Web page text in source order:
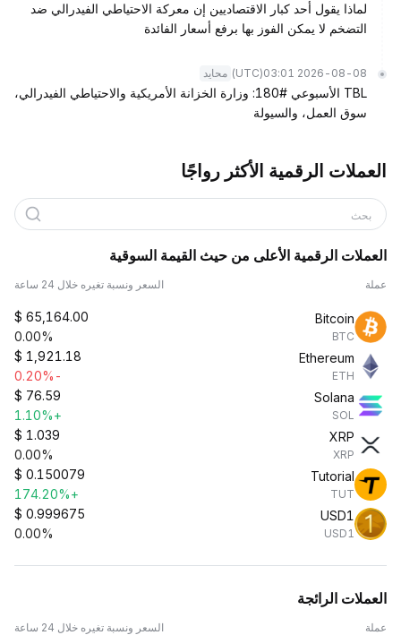
لماذا يقول أحد كبار الاقتصاديين إن معركة الاحتياطي الفيدرالي ضد
التضخم لا يمكن الفوز بها برفع أسعار الفائدة
2026-08-08 03:01
(UTC) محايد
TBL الأسبوعي #180: وزارة الخزانة الأمريكية والاحتياطي الفيدرالي،
سوق العمل، والسيولة
العملات الرقمية الأكثر رواجًا
بحث
العملات الرقمية الأعلى من حيث القيمة السوقية
عملة السعر ونسبة تغيره خلال 24 ساعة
Bitcoin
BTC
$ 65,164.00
0.00%
Ethereum
ETH
$ 1,921.18
-0.20%
Solana
SOL
$ 76.59
+1.10%
XRP
XRP
$ 1.039
0.00%
Tutorial
TUT
$ 0.150079
+174.20%
USD1
USD1
$ 0.999675
0.00%
العملات الرائجة
عملة السعر ونسبة تغيره خلال 24 ساعة